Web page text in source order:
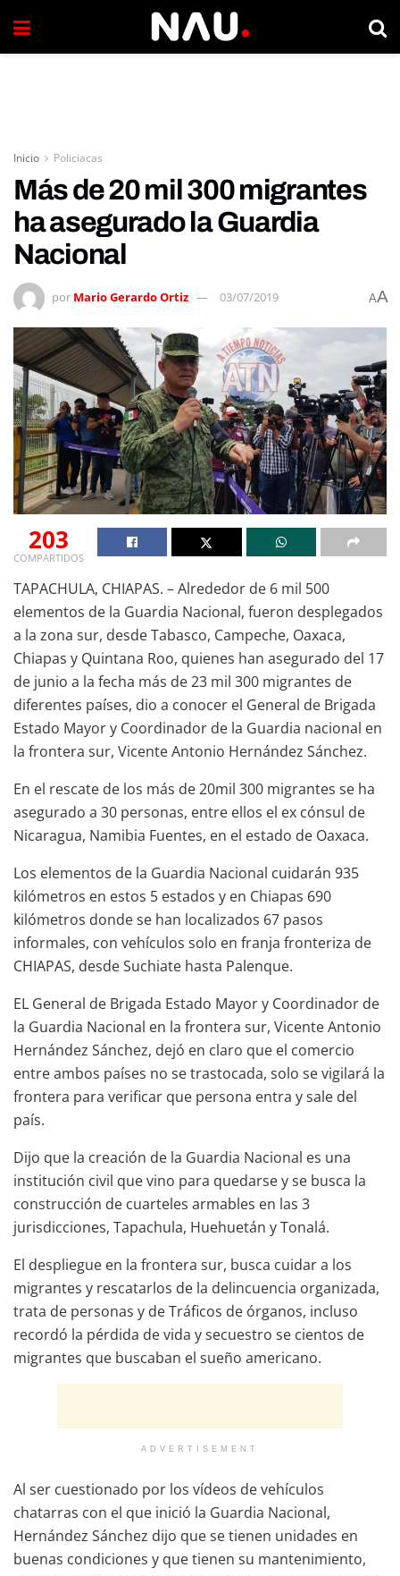
Inicio Policiacas
Más de 20 mil 300 migrantes
ha asegurado la Guardia
Nacional
por Mario Gerardo Ortiz 03/07/2019 AA
203
COMPARTIDOS
TAPACHULA, CHIAPAS. – Alrededor de 6 mil 500
elementos de la Guardia Nacional, fueron desplegados
a la zona sur, desde Tabasco, Campeche, Oaxaca,
Chiapas y Quintana Roo, quienes han asegurado del 17
de junio a la fecha más de 23 mil 300 migrantes de
diferentes países, dio a conocer el General de Brigada
Estado Mayor y Coordinador de la Guardia nacional en
la frontera sur, Vicente Antonio Hernández Sánchez.
En el rescate de los más de 20mil 300 migrantes se ha
asegurado a 30 personas, entre ellos el ex cónsul de
Nicaragua, Namibia Fuentes, en el estado de Oaxaca.
Los elementos de la Guardia Nacional cuidarán 935
kilómetros en estos 5 estados y en Chiapas 690
kilómetros donde se han localizados 67 pasos
informales, con vehículos solo en franja fronteriza de
CHIAPAS, desde Suchiate hasta Palenque.
EL General de Brigada Estado Mayor y Coordinador de
la Guardia Nacional en la frontera sur, Vicente Antonio
Hernández Sánchez, dejó en claro que el comercio
entre ambos países no se trastocada, solo se vigilará la
frontera para verificar que persona entra y sale del
país.
Dijo que la creación de la Guardia Nacional es una
institución civil que vino para quedarse y se busca la
construcción de cuarteles armables en las 3
jurisdicciones, Tapachula, Huehuetán y Tonalá.
El despliegue en la frontera sur, busca cuidar a los
migrantes y rescatarlos de la delincuencia organizada,
trata de personas y de Tráficos de órganos, incluso
recordó la pérdida de vida y secuestro se cientos de
migrantes que buscaban el sueño americano.
ADVERTISEMENT
Al ser cuestionado por los vídeos de vehículos
chatarras con el que inició la Guardia Nacional,
Hernández Sánchez dijo que se tienen unidades en
buenas condiciones y que tienen su mantenimiento,